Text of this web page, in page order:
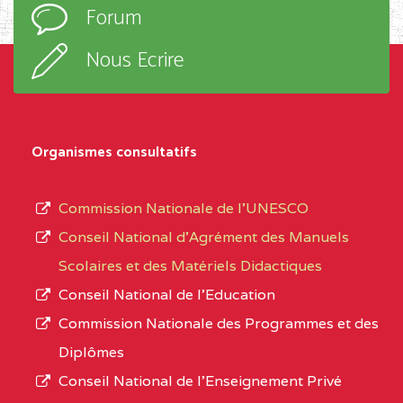
CENTRE
CEGTI ST BENOIT DE
NDOMO BP :1154
CENTRE
COLLEGE PRIVE
CATHOLIQUE JOSPEH
STINTZI BP :53 OBALA
CENTRE
COLLEGE PRIVE LAIC LE
YDE
d’enseignement,
type
L’offre
Forum
Nous Ecrire
Organismes consultatifs
Commission Nationale de l’UNESCO
Conseil National d’Agrément des Manuels
Scolaires et des Matériels Didactiques
Conseil National de l’Education
Commission Nationale des Programmes et des
Diplômes
Conseil National de l’Enseignement Privé